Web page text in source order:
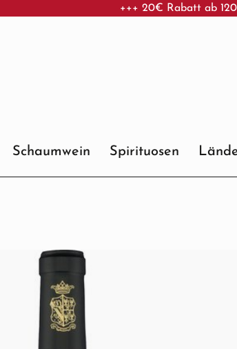
+++ 20€ Rabatt ab
Schaumwein Spirituosen